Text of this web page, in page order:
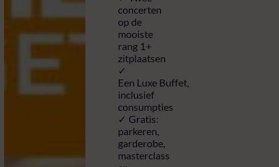
concerten
op de
mooiste
rang 1+
zitplaatsen
✓
Een Luxe Buffet,
inclusief
consumpties
✓ Gratis:
parkeren,
garderobe,
masterclass